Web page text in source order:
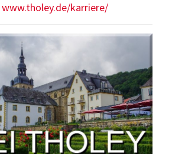
www.tholey.de/karriere/